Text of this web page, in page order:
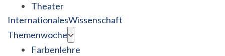
Theater
InternationalesWissenschaft
Themenwoche
Farbenlehre